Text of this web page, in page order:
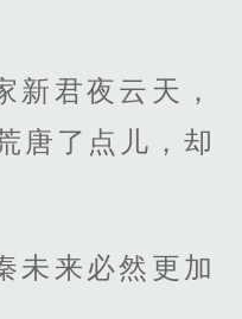
新君夜云天，
唐了点儿，却
未来必然更加